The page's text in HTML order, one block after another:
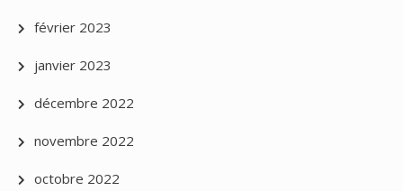
février 2023
janvier 2023
décembre 2022
novembre 2022
octobre 2022